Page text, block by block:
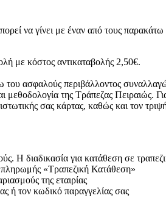
να γίνει με έναν από τους
με κόστος αντικαταβολής 2,50€.
ασφαλούς περιβάλλοντος
μεθοδολογία της Τράπεζας
σας κάρτας, καθώς και τον
Η διαδικασία για κατάθεση σε
«Τραπεζική Κατάθεση»
της εταιρίας
ή τον κωδικό παραγγελίας σας